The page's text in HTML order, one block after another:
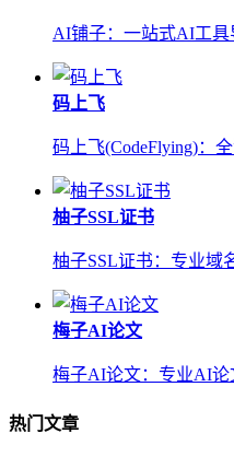
AI铺子：一站式AI工
码上飞
码上飞(CodeFlying)：
柚子SSL证书
柚子SSL证书：专业域
梅子AI论文
梅子AI论文：专业AI论
热门文章